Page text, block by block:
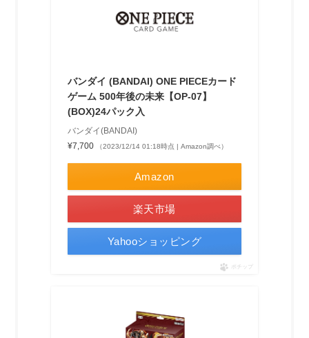
バンダイ (BANDAI) ONE PIECEカード
ゲーム 500年後の未来【OP-07】
(BOX)24パック入
バンダイ(BANDAI)
¥7,700
（2023/12/14 01:18時点 | Amazon調べ）
Amazon
楽天市場
Yahooショッピング
ポチップ